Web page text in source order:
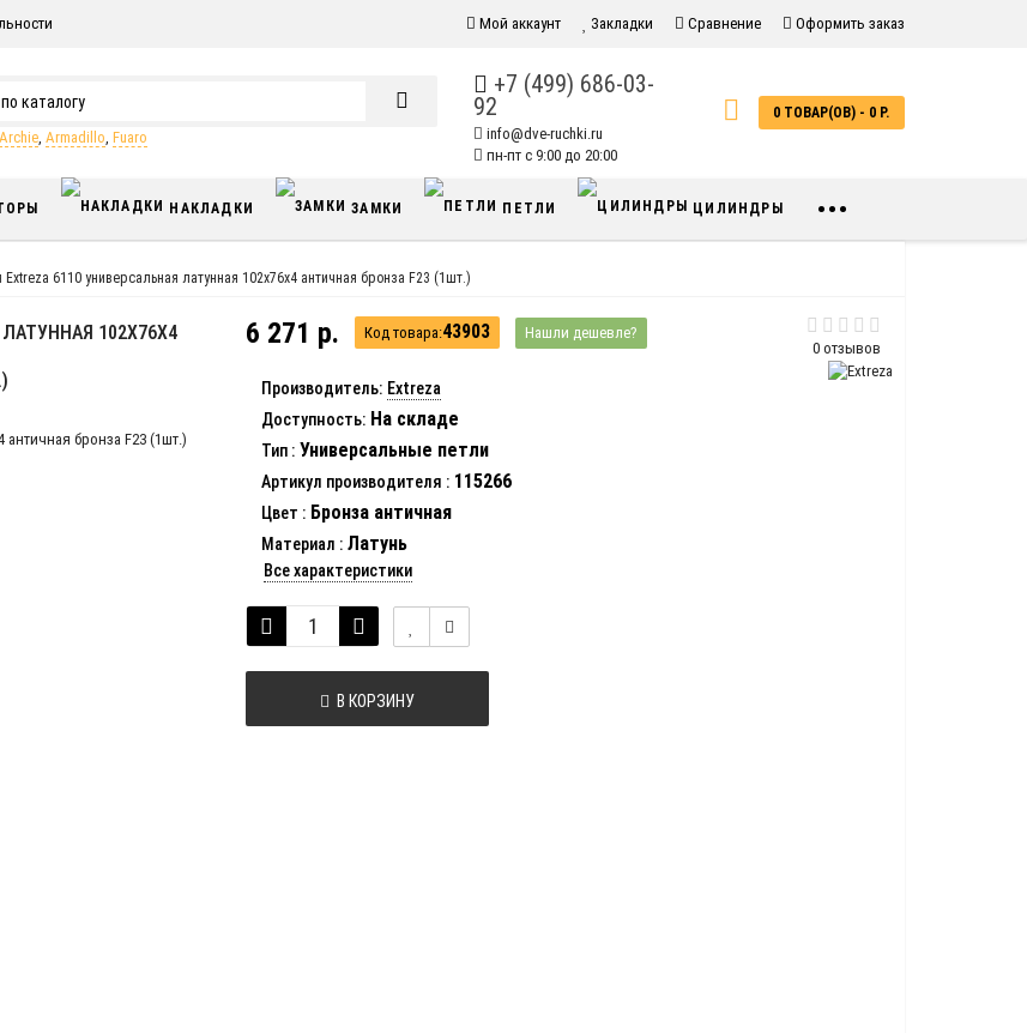
Мой аккаунт Закладки Сравнение Оформить заказ
Archie, Armadillo, Fuaro
+7 (499) 686-03-
92
info@dve-ruchki.ru
пн-пт с 9:00 до 20:00
0 ТОВАР(ОВ) - 0 Р.
НАКЛАДКИ ЗАМКИ ПЕТЛИ ЦИЛИНДРЫ •••
6110 универсальная латунная 102x76x4 античная бронза F23 (1шт.)
102X76X4
0 отзывов
6 271 р. Код товара:43903 Нашли дешевле?
Производитель: Extreza
Доступность: На складе
Тип : Универсальные петли
Артикул производителя : 115266
Цвет : Бронза античная
Материал : Латунь
Все характеристики
В КОРЗИНУ